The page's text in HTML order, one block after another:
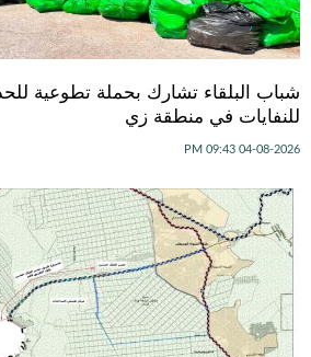
شباب البلقاء تشارك بحملة تطوعية
للنفايات في منطقة زي
04-08-2026 09:43 PM